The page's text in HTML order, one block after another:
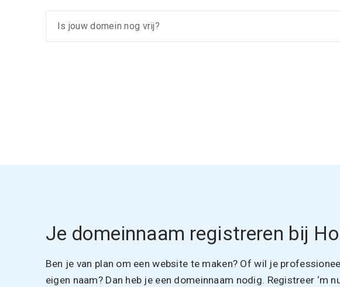
Je domeinnaam registreren bij
Ben je van plan om een website te maken? Of wil je
eigen naam? Dan heb je een domeinnaam nodig. Registreer ‘m